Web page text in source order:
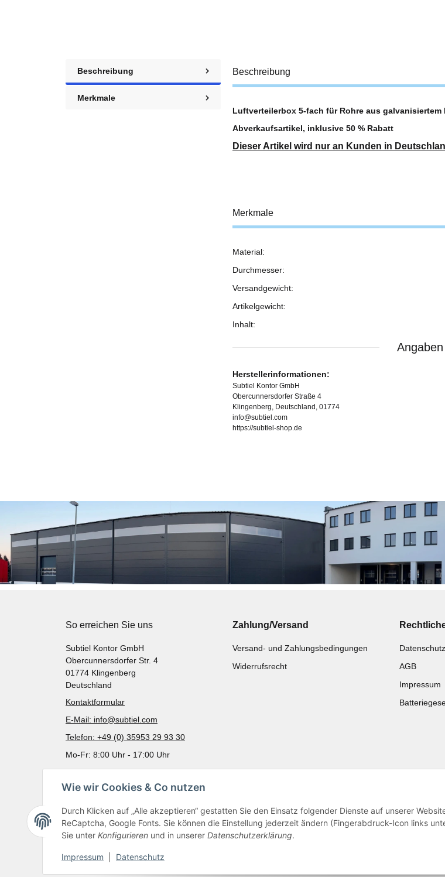
Wie wir Cookies & Co nutzen
Durch Klicken auf „Alle akzeptieren“ gestatten Sie den Einsatz folgender Dienste auf unserer
ReCaptcha, Google Fonts. Sie können die Einstellung jederzeit ändern (Fingerabdruck-Icon links
Sie unter Konfigurieren und in unserer Datenschutzerklärung.
Impressum Datenschutz
Beschreibung
Merkmale
Beschreibung
Luftverteilerbox 5-fach für Rohre aus galvanisiertem
Abverkaufsartikel, inklusive 50 % Rabatt
Dieser Artikel wird nur an Kunden in
Merkmale
Produkteigenschaft
Wert
Material:
Durchmesser:
Versandgewicht:
Artikelgewicht:
Inhalt:
Herstellerinformationen:
Subtiel Kontor GmbH
Obercunnersdorfer Straße 4
Klingenberg, Deutschland, 01774
info@subtiel.com
https://subtiel-shop.de
So erreichen Sie uns
Subtiel Kontor GmbH
Obercunnersdorfer Str. 4
01774 Klingenberg
Deutschland
Kontaktformular
E-Mail: info@subtiel.com
Telefon: +49 (0) 35953 29 93 30
Mo-Fr: 8:00 Uhr - 17:00 Uhr
Zahlung/Versand
Versand- und Zahlungsbedingungen
Widerrufsrecht
Datenschutz
AGB
Impressum
Zur Schnellbestellung